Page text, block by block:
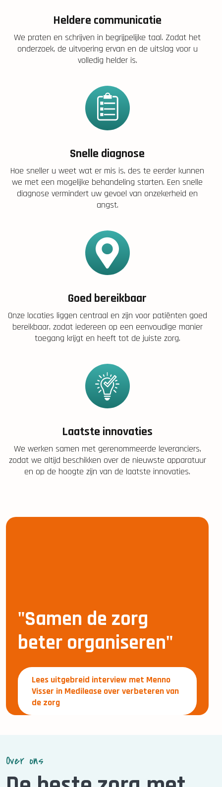
Heldere communicatie
We praten en schrijven in begrijpelijke taal. Zodat het
onderzoek, de uitvoering ervan en de uitslag voor u
volledig helder is.
Snelle diagnose
Hoe sneller u weet wat er mis is, des te eerder kunnen
we met een mogelijke behandeling starten. Een snelle
diagnose vermindert uw gevoel van onzekerheid en
angst.
Goed bereikbaar
Onze locaties liggen centraal en zijn voor patiënten goed
bereikbaar, zodat iedereen op een eenvoudige manier
toegang krijgt en heeft tot de juiste zorg.
Laatste innovaties
We werken samen met gerenommeerde leveranciers,
zodat we altijd beschikken over de nieuwste apparatuur
en op de hoogte zijn van de laatste innovaties.
"Samen de zorg
beter organiseren"
Lees uitgebreid interview met Menno
Visser in Medilease over verbeteren van
de zorg
Over ons